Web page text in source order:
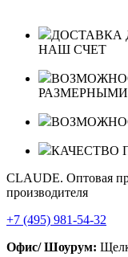
ДОСТАВКА
НАШ СЧЕТ
КАЧЕСТВО
CLAUDE. Оптовая
производителя
+7 (495) 981-54-32
Офис/ Шоурум: